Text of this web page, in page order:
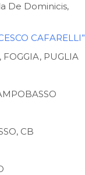
De Dominicis,
CAFARELLI”
FOGGIA, PUGLIA
CB